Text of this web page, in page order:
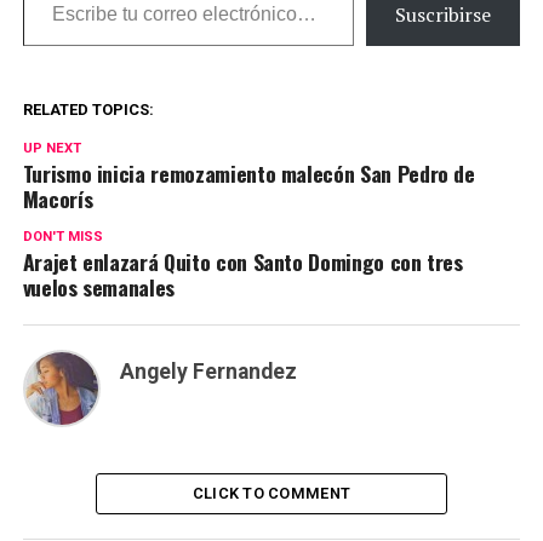
Suscribirse
RELATED TOPICS:
UP NEXT
Turismo inicia remozamiento malecón San Pedro de
Macorís
DON'T MISS
Arajet enlazará Quito con Santo Domingo con tres
vuelos semanales
Angely Fernandez
CLICK TO COMMENT